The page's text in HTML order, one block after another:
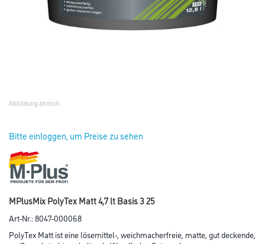
Abbildung ähnlich
Bitte einloggen, um Preise zu sehen
MPlusMix PolyTex Matt 4,7 lt Basis 3 25
Art-Nr.:8047-000068
PolyTex Matt ist eine lösemittel-, weichmacherfreie, matte, gut deckende,